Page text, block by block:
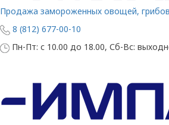
Продажа замороженных овощей,
8 (812) 677-00-10
Пн-Пт: с 10.00 до 18.00, Сб-Вс: